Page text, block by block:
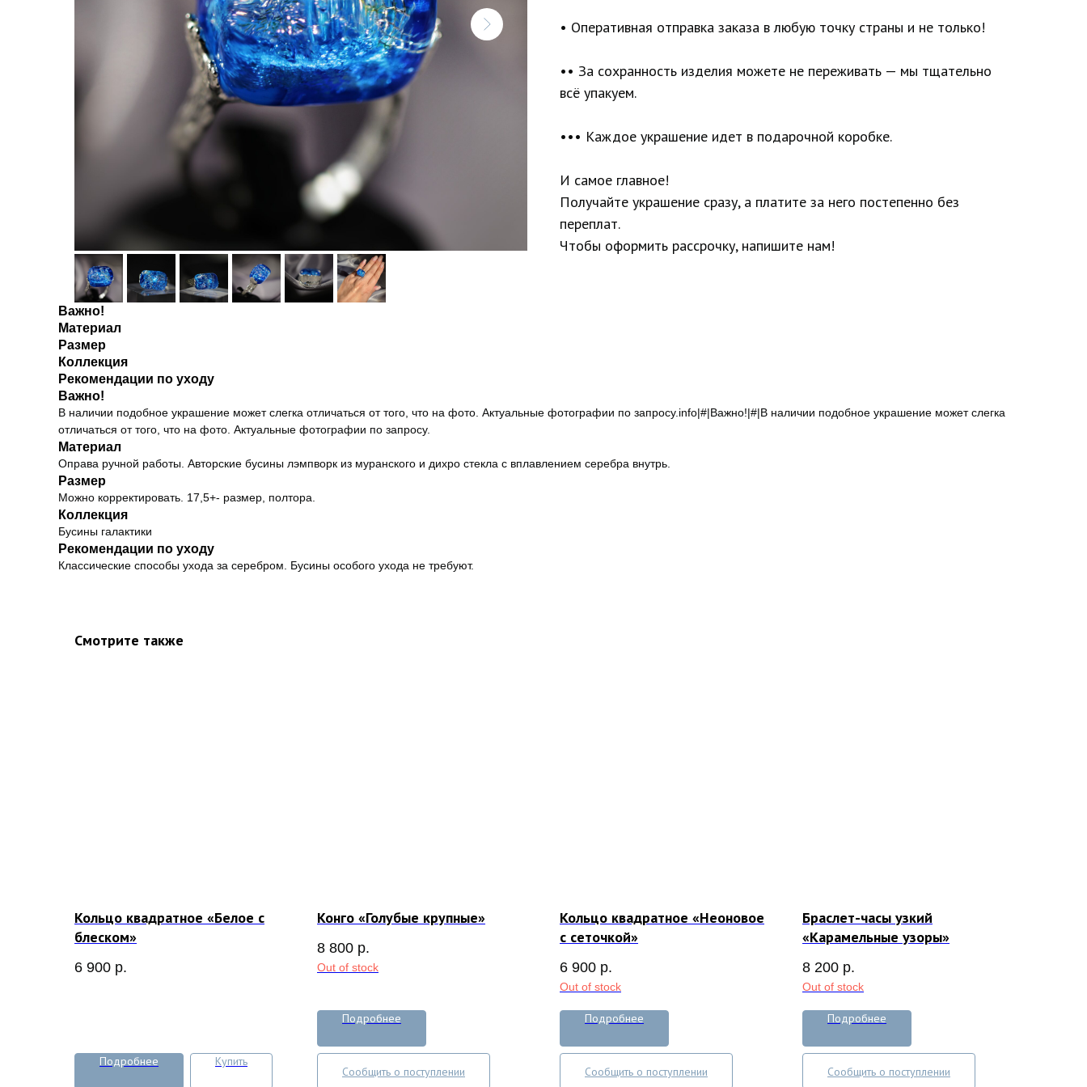
• Оперативная отправка заказа в любую точку страны и не только!
•• За сохранность изделия можете не переживать — мы тщательно
всё упакуем.
••• Каждое украшение идет в подарочной коробке.
И самое главное!
Получайте украшение сразу, а платите за него постепенно без
переплат.
Чтобы оформить рассрочку, напишите нам!
Важно!
Материал
Размер
Коллекция
Рекомендации по уходу
Важно!
В наличии подобное украшение может слегка отличаться от того, что на фото. Актуальные фотографии по запросу.info|#|Важно!|#|В наличии подобное украшение может слегка
отличаться от того, что на фото. Актуальные фотографии по запросу.
Материал
Оправа ручной работы. Авторские бусины лэмпворк из муранского и дихро стекла с вплавлением серебра внутрь.
Размер
Можно корректировать. 17,5+- размер, полтора.
Коллекция
Бусины галактики
Рекомендации по уходу
Классические способы ухода за серебром. Бусины особого ухода не требуют.
Смотрите также
Кольцо квадратное «Белое с
блеском»
6 900 р.
Подробнее Купить
Конго «Голубые крупные»
8 800 р.
Out of stock
Подробнее
Сообщить о поступлении
Кольцо квадратное «Неоновое
с сеточкой»
6 900 р.
Out of stock
Подробнее
Сообщить о поступлении
Браслет-часы узкий
«Карамельные узоры»
8 200 р.
Out of stock
Подробнее
Сообщить о поступлении